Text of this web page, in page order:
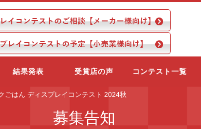
結果発表 受賞店の声 コンテスト一覧
ごはん ディスプレイコンテスト 2024秋
募集告知